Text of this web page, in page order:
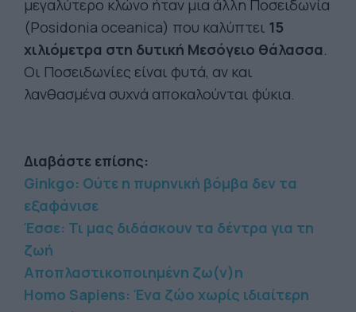
μεγαλύτερο κλώνο ήταν μια άλλη Ποσειδωνία
(Posidonia oceanica) που καλύπτει 15
χιλιόμετρα στη δυτική Μεσόγειο θάλασσα.
Οι Ποσειδωνίες είναι φυτά, αν και
λανθασμένα συχνά αποκαλούνται φύκια.
Διαβάστε επίσης:
Ginkgo: Ούτε η πυρηνική βόμβα δεν τα
εξαφάνισε
Έσσε: Τι μας διδάσκουν τα δέντρα για τη
ζωή
Αποπλαστικοποιημένη ζω(ν)η
Homo Sapiens: Ένα ζώο χωρίς ιδιαίτερη